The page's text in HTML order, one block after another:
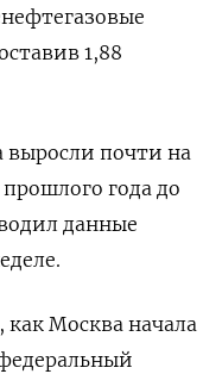
1,88
выросли почти на
года до
данные
как Москва начала